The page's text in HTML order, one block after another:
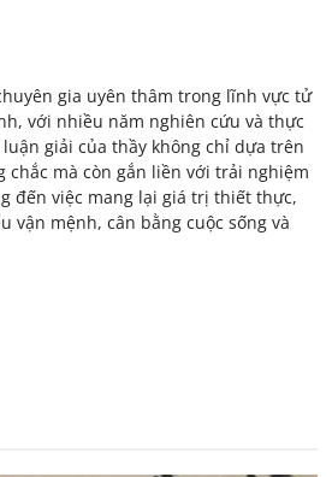
gia uyên thâm trong lĩnh vực tử
với nhiều năm nghiên cứu và thực
giải của thầy không chỉ dựa trên
chắc mà còn gắn liền với trải nghiệm
đến việc mang lại giá trị thiết thực,
vận mệnh, cân bằng cuộc sống và